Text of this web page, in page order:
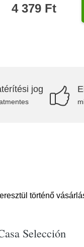
4 379 Ft
jog
történő
Selección